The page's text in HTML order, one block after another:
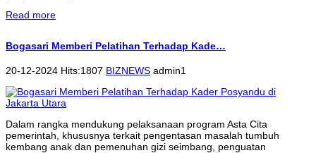
Read more
Bogasari Memberi Pelatihan Terhadap Kade…
20-12-2024 Hits:1807 BIZNEWS admin1
Dalam rangka mendukung pelaksanaan program Asta Cita
pemerintah, khususnya terkait pengentasan masalah tumbuh
kembang anak dan pemenuhan gizi seimbang, penguatan